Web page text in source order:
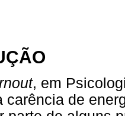
, em
carência de